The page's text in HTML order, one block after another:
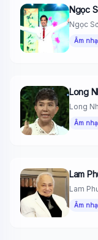
Ngọc
Ngọc
nam...
Âm
Long
Long
19...
Âm
Lam
Lam
ngày...
Âm